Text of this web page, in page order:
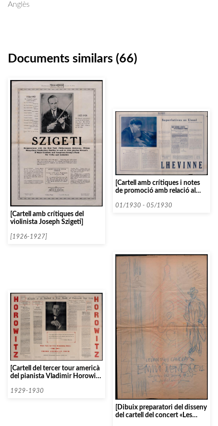
Anglès
Documents similars (66)
[Cartell amb crítiques del
violinista Joseph Szigeti]
[1926-1927]
[Cartell amb crítiques i notes
de promoció amb relació al
01/1930 - 05/1930
[Cartell del tercer tour americà
del pianista Vladimir Horowitz,
1929-1930
[Dibuix preparatori del disseny
del cartell del concert «Les